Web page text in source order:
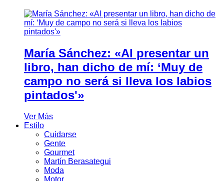
María Sánchez: «Al presentar un
libro, han dicho de mí: ‘Muy de
campo no será si lleva los labios
pintados'»
Ver Más
Estilo
Cuidarse
Gente
Gourmet
Martín Berasategui
Moda
Motor